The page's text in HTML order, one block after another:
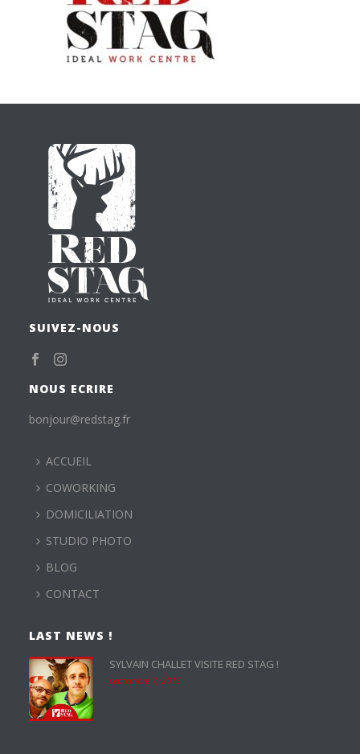
SUIVEZ-NOUS
NOUS ECRIRE
bonjour@redstag.fr
ACCUEIL
COWORKING
DOMICILIATION
STUDIO PHOTO
BLOG
CONTACT
LAST NEWS !
SYLVAIN CHALLET VISITE RED STAG !
septembre 7, 2015